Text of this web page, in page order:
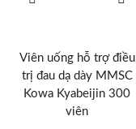
Viên uống hỗ trợ điều
trị đau dạ dày MMSC
Kowa Kyabeijin 300
viên